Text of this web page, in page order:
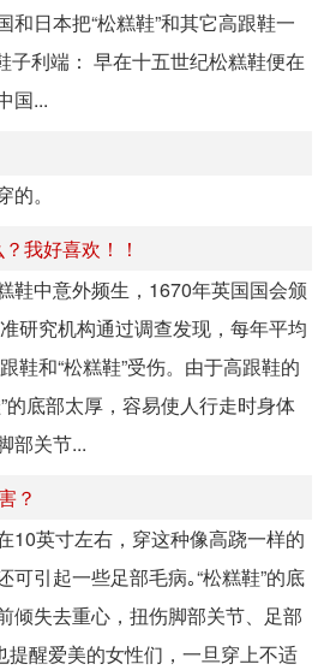
和日本把“松糕鞋”和其它高跟鞋一
子利端： 早在十五世纪松糕鞋便在
国...
。
我好喜欢！！
鞋中意外频生，1670年英国国会颁
研究机构通过调查发现，每年平均
鞋和“松糕鞋”受伤。由于高跟鞋的
的底部太厚，容易使人行走时身体
部关节...
？
10英寸左右，穿这种像高跷一样的
可引起一些足部毛病｡“松糕鞋”的底
倾失去重心，扭伤脚部关节、足部
提醒爱美的女性们，一旦穿上不适